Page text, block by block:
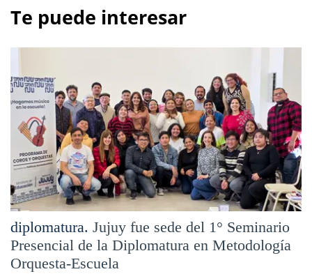
Te puede interesar
diplomatura. Jujuy fue sede del 1° Seminario
Presencial de la Diplomatura en Metodología
Orquesta-Escuela